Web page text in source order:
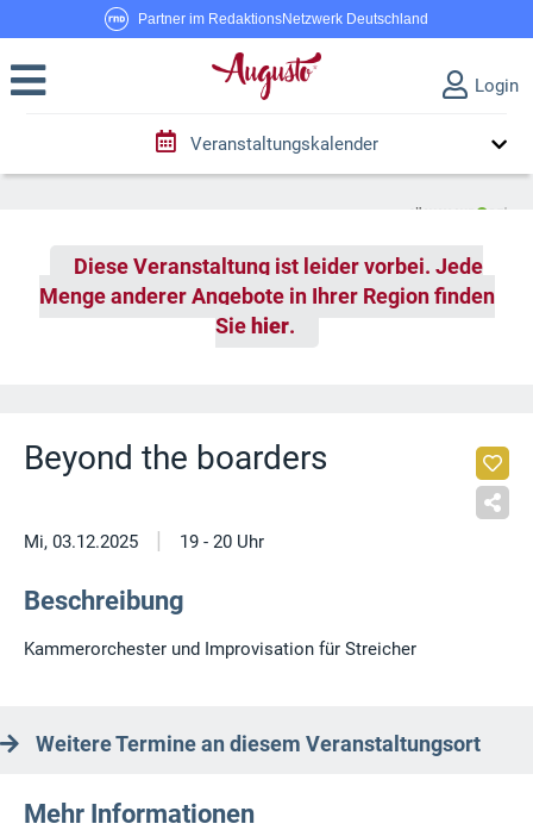
Partner im RedaktionsNetzwerk Deutschland
Login
Veranstaltungskalender
Diese Veranstaltung ist leider vorbei. Jede
Menge anderer Angebote in Ihrer Region finden
Sie hier.
Beyond the boarders
Mi, 03.12.2025 | 19 - 20 Uhr
Beschreibung
Kammerorchester und Improvisation für Streicher
Weitere Termine an diesem Veranstaltungsort
Mehr Informationen